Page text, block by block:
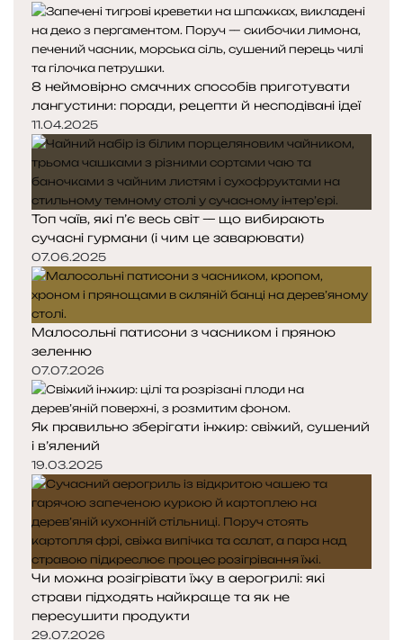
8 неймовірно смачних способів приготувати
лангустини: поради, рецепти й несподівані ідеї
11.04.2025
Топ чаїв, які п’є весь світ — що вибирають
сучасні гурмани (і чим це заварювати)
07.06.2025
Малосольні патисони з часником і пряною
зеленню
07.07.2026
Як правильно зберігати інжир: свіжий, сушений
і в’ялений
19.03.2025
Чи можна розігрівати їжу в аерогрилі: які
страви підходять найкраще та як не
пересушити продукти
29.07.2026